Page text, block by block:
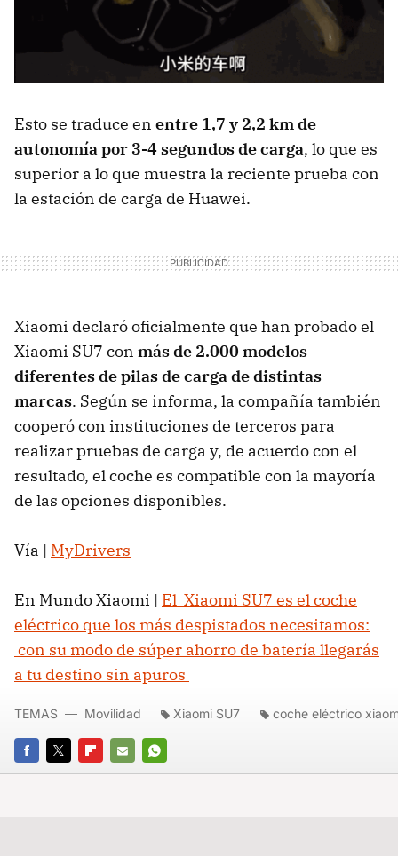
Esto se traduce en entre 1,7 y 2,2 km de
autonomía por 3-4 segundos de carga, lo que es
superior a lo que muestra la reciente prueba con
la estación de carga de Huawei.
Xiaomi declaró oficialmente que han probado el
Xiaomi SU7 con más de 2.000 modelos
diferentes de pilas de carga de distintas
marcas. Según se informa, la compañía también
cooperó con instituciones de terceros para
realizar pruebas de carga y, de acuerdo con el
resultado, el coche es compatible con la mayoría
de las opciones disponibles.
Vía | MyDrivers
En Mundo Xiaomi | El Xiaomi SU7 es el coche
eléctrico que los más despistados necesitamos:
con su modo de súper ahorro de batería llegarás
a tu destino sin apuros
FACEBOOK
TWITTERFLIPBOARD
E-
WHATSAPP
TEMAS Movilidad Xiaomi SU7 coche eléctrico